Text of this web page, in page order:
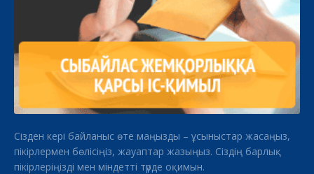
Сізден кері байланыс өте маңызды – ұсыныстар жасаңыз,
пікірлермен бөлісіңіз, жауаптар жазыңыз. Сіздің барлық
пікірлеріңізді мен міндетті түрде оқимын.